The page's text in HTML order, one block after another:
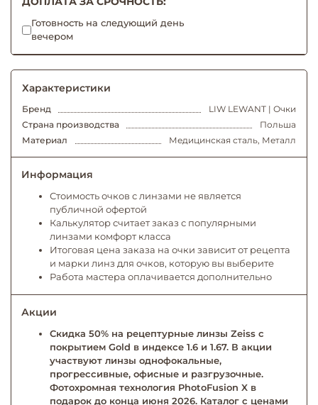
Готовность на следующий день
вечером
Характеристики
Бренд
LIW LEWANT | Очки
Страна производства
Польша
Материал
Медицинская сталь, Металл
Информация
Стоимость очков с линзами не является
публичной офертой
Калькулятор считает заказ с популярными
линзами комфорт класса
Итоговая цена заказа на очки зависит от рецепта
и марки линз для очков, которую вы выберите
Работа мастера оплачивается дополнительно
Акции
Скидка 50% на рецептурные линзы Zeiss с
покрытием Gold в индексе 1.6 и 1.67. В акции
участвуют линзы однофокальные,
прогрессивные, офисные и разгрузочные.
Фотохромная технология PhotoFusion X в
подарок до конца июня 2026. Каталог с ценами